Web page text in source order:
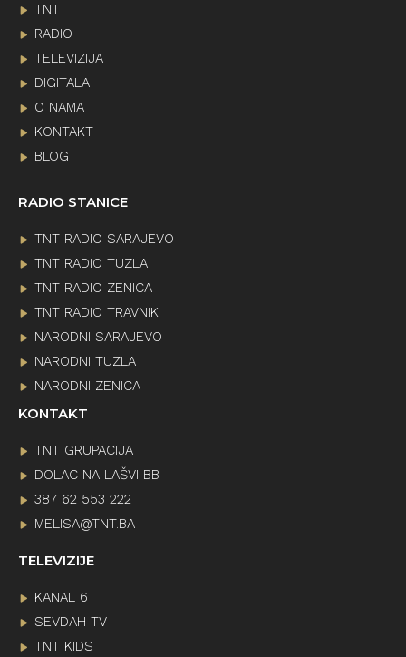
TNT
RADIO
TELEVIZIJA
DIGITALA
O NAMA
KONTAKT
BLOG
RADIO STANICE
TNT RADIO SARAJEVO
TNT RADIO TUZLA
TNT RADIO ZENICA
TNT RADIO TRAVNIK
NARODNI SARAJEVO
NARODNI TUZLA
NARODNI ZENICA
KONTAKT
TNT GRUPACIJA
DOLAC NA LAŠVI BB
387 62 553 222
MELISA@TNT.BA
TELEVIZIJE
KANAL 6
SEVDAH TV
TNT KIDS